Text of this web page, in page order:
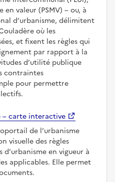
en valeur (PSMV) – ou, à
d’urbanisme, délimitent
où les
et fixent les règles qui
par rapport à la
d’utilité publique
contraintes
pour permettre
– carte interactive
de l’urbanisme
visuelle des règles
en vigueur à
applicables. Elle permet